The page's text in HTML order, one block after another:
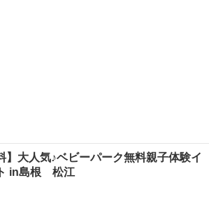
】大人気♪ベビーパーク無料親子体験イ
in島根 松江